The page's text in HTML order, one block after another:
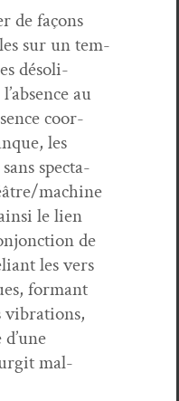
de façons
sur un tem­
désol­i­
au
coor­
les
spec­ta­
machine
le lien
de
les vers
for­mant
vibra­tions,
mal­